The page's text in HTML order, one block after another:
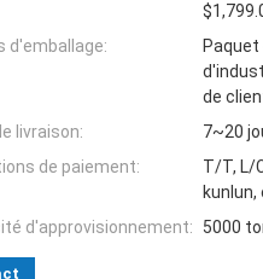
d'emballage:
Paquet
de
livraison:
7~20
de paiement:
T/T, L/
kunlun,
d'approvisionnement:
5000